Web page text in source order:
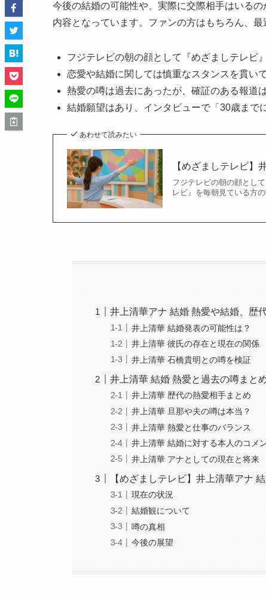
今後の結婚の可能性や、実際に交際相手はいる
内容となっています。ファンの方はもちろん、
フジテレビの朝の顔として『めざましテレビ
恋愛や結婚に関しては慎重なスタンスを貫い
熱愛の噂は過去にあったが、確証のある報道
結婚願望はあり、インタビューで「30歳まで
あわせて読みたい
【めざましテレビ】
フジテレビの朝の顔とし
レビ』を毎朝見ている方
井上清華アナ 結婚 熱愛や結婚、歴
井上清華 結婚発表の可能性は？
井上清華 彼氏の存在と現在の関係
井上清華 石橋貴明との噂を検証
井上清華 結婚 熱愛と過去の噂まと
井上清華 歴代の熱愛相手まとめ
井上清華 旦那や夫の噂は本当？
井上清華 熱愛と仕事のバランス
井上清華 結婚に対する本人のコメ
井上清華 アナとしての現在と将来
【めざましテレビ】井上清華アナ
現在の状況
結婚観について
噂の真相
今後の展望